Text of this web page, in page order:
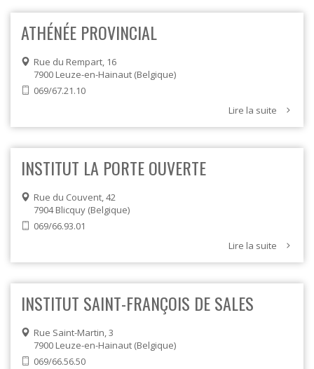
ATHÉNÉE PROVINCIAL
Rue du Rempart, 16
7900 Leuze-en-Hainaut Belgique
069/67.21.10
Lire la suite
INSTITUT LA PORTE OUVERTE
Rue du Couvent, 42
7904 Blicquy Belgique
069/66.93.01
Lire la suite
INSTITUT SAINT-FRANÇOIS DE SALES
Rue Saint-Martin, 3
7900 Leuze-en-Hainaut Belgique
069/66.56.50